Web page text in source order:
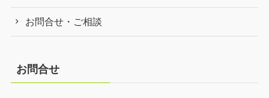
お問合せ・ご相談
お問合せ